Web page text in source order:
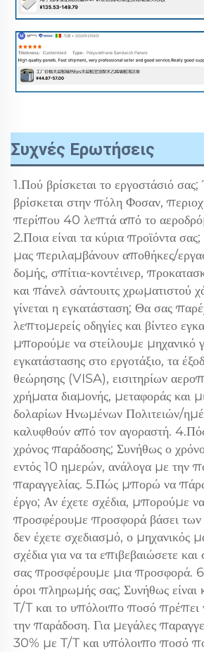
Συχνές Ερωτήσεις
1.Πού βρίσκεται το εργοστάσιό
βρίσκεται στην πόλη Φοσαν,
περίπου 40 λεπτά από το
2.Ποια είναι τα κύρια προϊόντα
μας περιλαμβάνουν αποθήκες/
δομής, σπίτια-κοντέινερ,
και πάνελ σάντουιτς χρωματιστού
γίνεται η εγκατάσταση; Θα σας
λεπτομερείς οδηγίες και βίντεο
μπορούμε να στείλουμε μηχανικό
εγκατάστασης στο εργοτάξιο, τα
θεώρησης (VISA), εισιτηρίων
χρήματα διαμονής, μεταφοράς και
δολαρίων Ηνωμένων Πολιτειών/
καλυφθούν από τον αγοραστή.
χρόνος παράδοσης; Συνήθως ο
εντός 10 ημερών, ανάλογα με την
παραγγελίας. 5.Πώς μπορώ να
έργο; Αν έχετε σχέδια, μπορούμε
προσφέρουμε προσφορά βάσει των
δεν έχετε σχεδιασμό, ο μηχανικός
σχέδια για να τα επιβεβαιώσετε και
σας προσφέρουμε μια προσφορά.
όροι πληρωμής σας; Συνήθως
T/T και το υπόλοιπο ποσό πρέπει
την παράδοση. Για μεγάλες
30% με T/T και υπόλοιπο ποσό